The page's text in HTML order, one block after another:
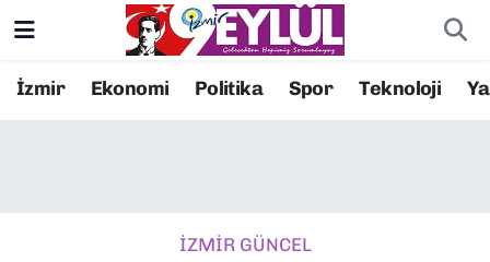
İzmir Ekonomi Politika Spor Teknoloji
İZMİR GÜNCEL
Resmi İlanlar
Konak Nöbetçi Eczaneler
Süper Lig Puan Durumu ve Fikstür